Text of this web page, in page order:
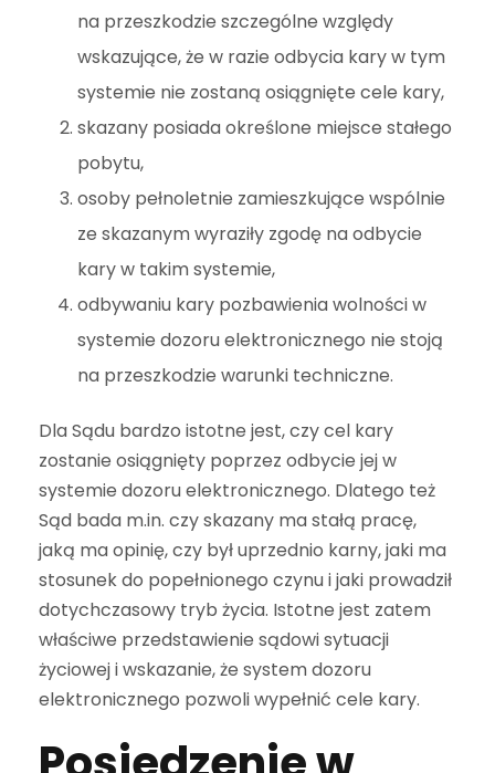
na przeszkodzie szczególne względy
wskazujące, że w razie odbycia kary w tym
systemie nie zostaną osiągnięte cele kary,
skazany posiada określone miejsce stałego
pobytu,
osoby pełnoletnie zamieszkujące wspólnie
ze skazanym wyraziły zgodę na odbycie
kary w takim systemie,
odbywaniu kary pozbawienia wolności w
systemie dozoru elektronicznego nie stoją
na przeszkodzie warunki techniczne.
Dla Sądu bardzo istotne jest, czy cel kary
zostanie osiągnięty poprzez odbycie jej w
systemie dozoru elektronicznego. Dlatego też
Sąd bada m.in. czy skazany ma stałą pracę,
jaką ma opinię, czy był uprzednio karny, jaki ma
stosunek do popełnionego czynu i jaki prowadził
dotychczasowy tryb życia. Istotne jest zatem
właściwe przedstawienie sądowi sytuacji
życiowej i wskazanie, że system dozoru
elektronicznego pozwoli wypełnić cele kary.